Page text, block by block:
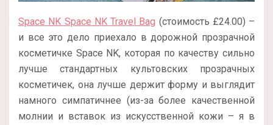
Space NK Space NK Travel Bag (стоимость £24.00) –
и все это дело приехало в дорожной прозрачной
косметичке Space NK, которая по качеству сильно
лучше стандартных культовских прозрачных
косметичек, она лучше держит форму и выглядит
намного симпатичнее (из-за более качественной
молнии и вставок из искусственной кожи – я в